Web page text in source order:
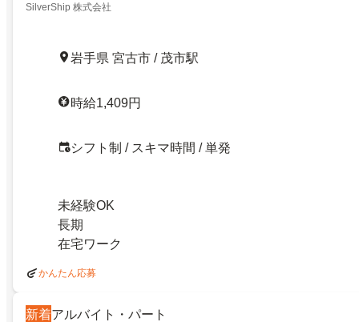
SilverShip 株式会社
岩手県 宮古市 / 茂市駅
時給1,409円
シフト制 / スキマ時間 / 単発
未経験OK
長期
在宅ワーク
かんたん応募
新着アルバイト・パート